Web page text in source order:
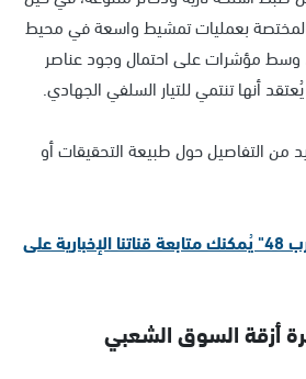
المختصة بعمليات تمشيط واسعة في محيط
وسط مؤشرات على احتمال وجود عناصر
أنها تنتمي للتيار السلفي الجهادي.
من التفاصيل حول طبيعة التحقيقات أو
ولمتابعة كل ما يخص "عرب 48" يُمكنك متابعة قناتنا الإخبارية على
أزقة السوق الشعبي